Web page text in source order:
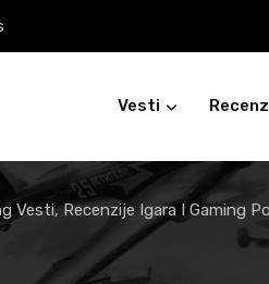
Vesti
Vesti, Recenzije Igara I Gaming